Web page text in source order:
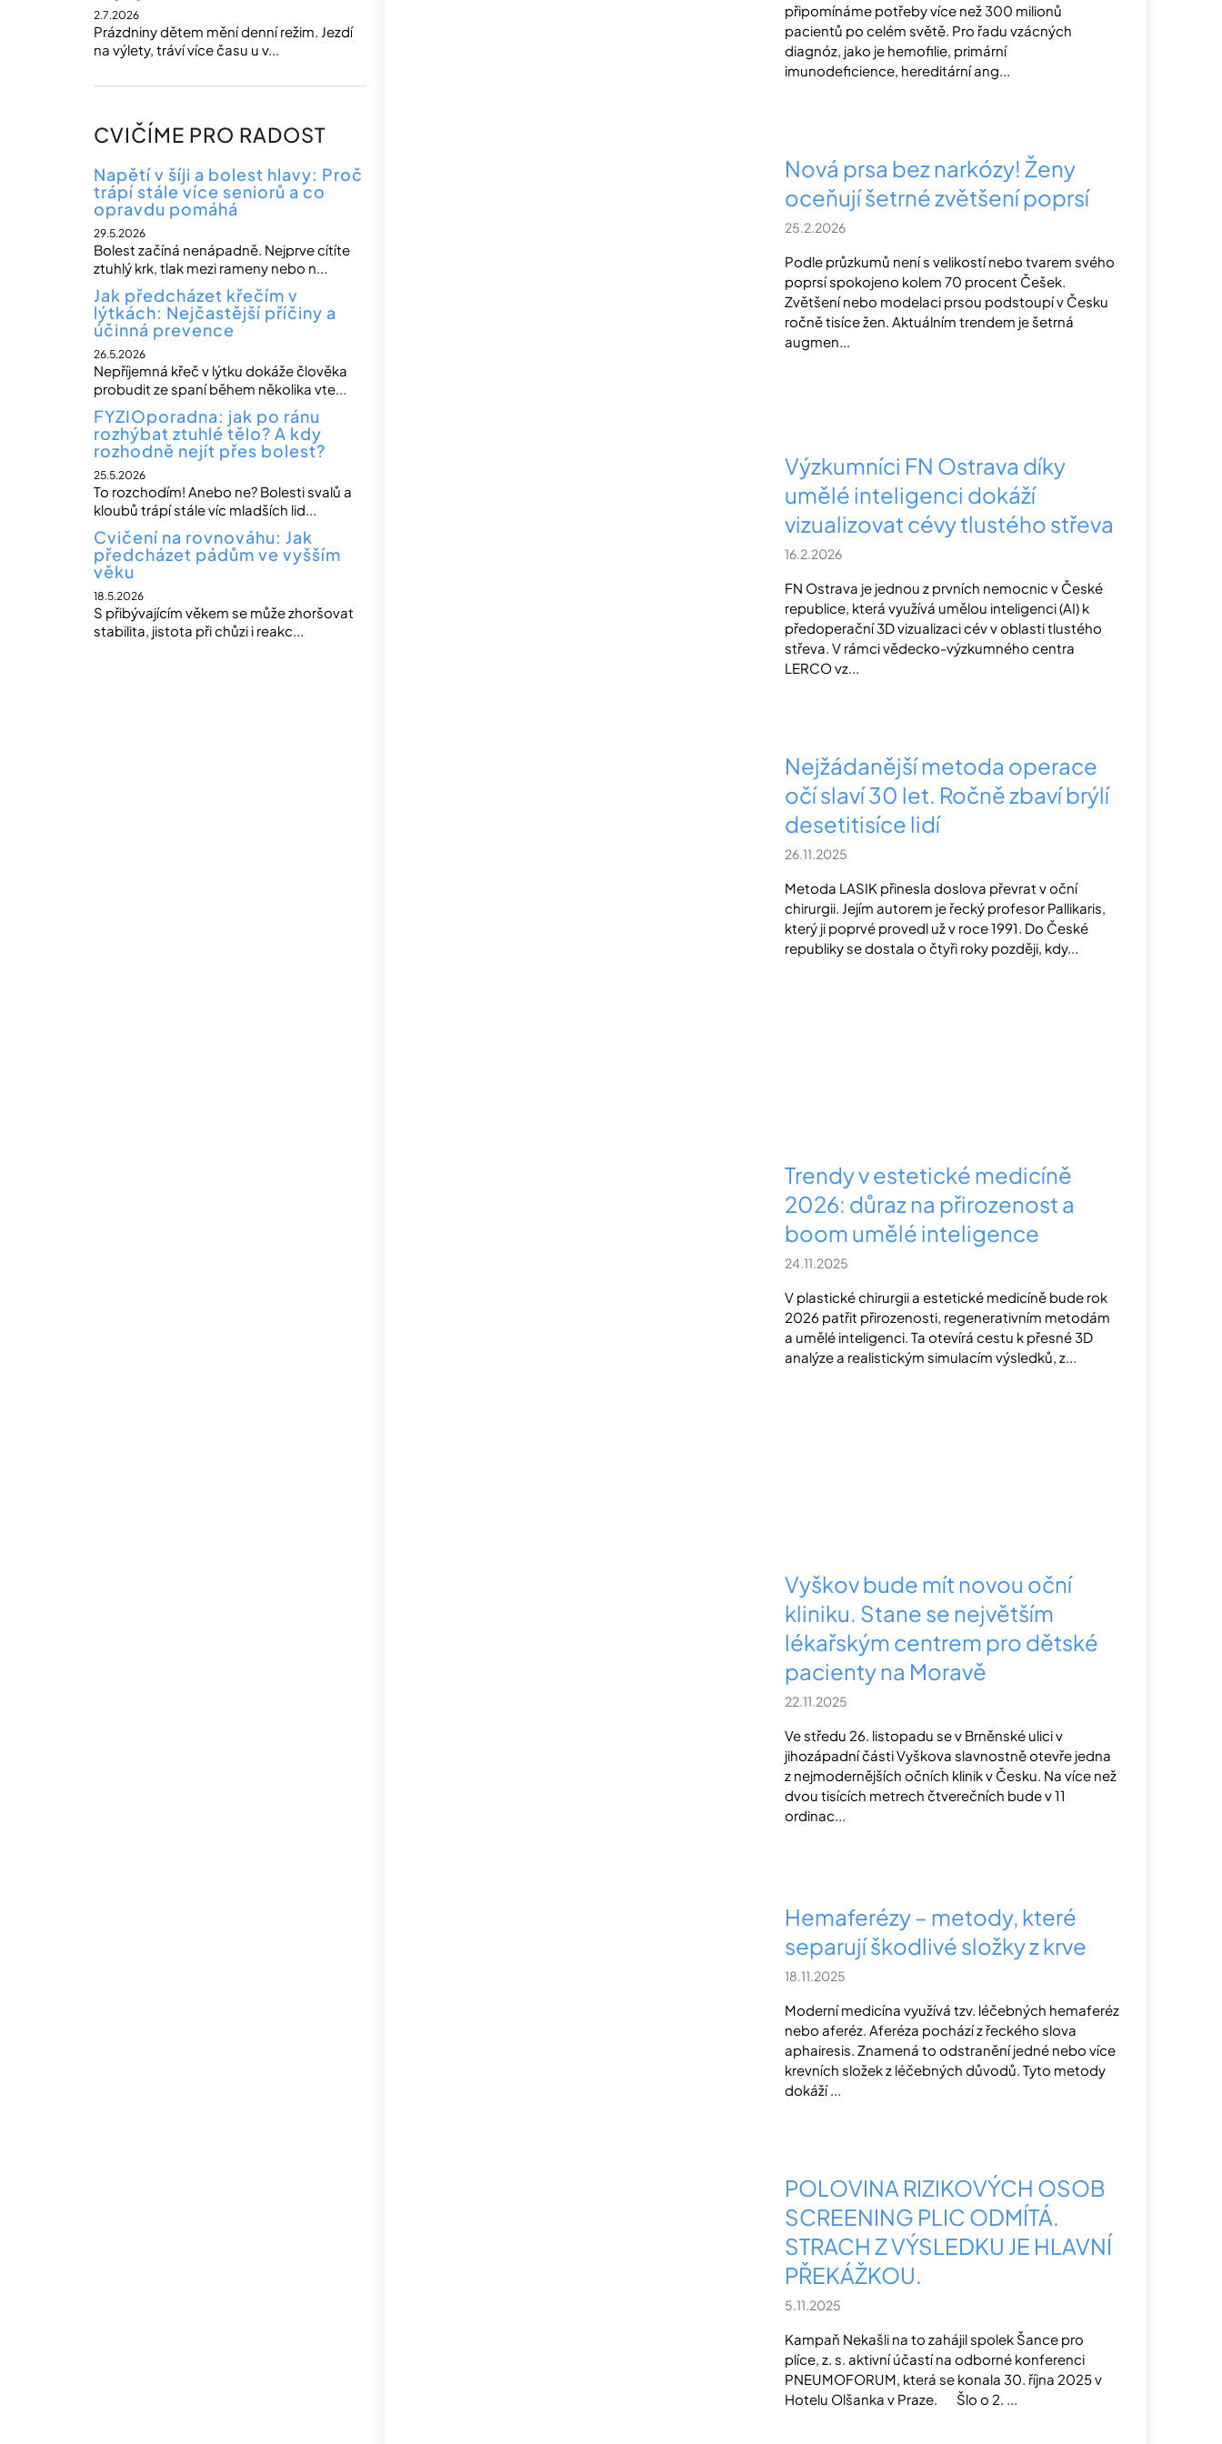
2.7.2026
Prázdniny dětem mění denní režim. Jezdí
na výlety, tráví více času u v...
CVIČÍME PRO RADOST
Napětí v šíji a bolest hlavy: Proč
trápí stále více seniorů a co
opravdu pomáhá
29.5.2026
Bolest začíná nenápadně. Nejprve cítíte
ztuhlý krk, tlak mezi rameny nebo n...
Jak předcházet křečím v
lýtkách: Nejčastější příčiny a
účinná prevence
26.5.2026
Nepříjemná křeč v lýtku dokáže člověka
probudit ze spaní během několika vte...
FYZIOporadna: jak po ránu
rozhýbat ztuhlé tělo? A kdy
rozhodně nejít přes bolest?
25.5.2026
To rozchodím! Anebo ne? Bolesti svalů a
kloubů trápí stále víc mladších lid...
Cvičení na rovnováhu: Jak
předcházet pádům ve vyšším
věku
18.5.2026
S přibývajícím věkem se může zhoršovat
stabilita, jistota při chůzi i reakc...
připomínáme potřeby více než 300 milionů
pacientů po celém světě. Pro řadu vzácných
diagnóz, jako je hemofilie, primární
imunodeficience, hereditární ang...
Nová prsa bez narkózy! Ženy
oceňují šetrné zvětšení poprsí
25.2.2026
Podle průzkumů není s velikostí nebo tvarem svého
poprsí spokojeno kolem 70 procent Češek.
Zvětšení nebo modelaci prsou podstoupí v Česku
ročně tisíce žen. Aktuálním trendem je šetrná
augmen...
Výzkumníci FN Ostrava díky
umělé inteligenci dokáží
vizualizovat cévy tlustého střeva
16.2.2026
FN Ostrava je jednou z prvních nemocnic v České
republice, která využívá umělou inteligenci (AI) k
předoperační 3D vizualizaci cév v oblasti tlustého
střeva. V rámci vědecko-výzkumného centra
LERCO vz...
Nejžádanější metoda operace
očí slaví 30 let. Ročně zbaví brýlí
desetitisíce lidí
26.11.2025
Metoda LASIK přinesla doslova převrat v oční
chirurgii. Jejím autorem je řecký profesor Pallikaris,
který ji poprvé provedl už v roce 1991. Do České
republiky se dostala o čtyři roky později, kdy...
Trendy v estetické medicíně
2026: důraz na přirozenost a
boom umělé inteligence
24.11.2025
V plastické chirurgii a estetické medicíně bude rok
2026 patřit přirozenosti, regenerativním metodám
a umělé inteligenci. Ta otevírá cestu k přesné 3D
analýze a realistickým simulacím výsledků, z...
Vyškov bude mít novou oční
kliniku. Stane se největším
lékařským centrem pro dětské
pacienty na Moravě
22.11.2025
Ve středu 26. listopadu se v Brněnské ulici v
jihozápadní části Vyškova slavnostně otevře jedna
z nejmodernějších očních klinik v Česku. Na více než
dvou tisících metrech čtverečních bude v 11
ordinac...
Hemaferézy – metody, které
separují škodlivé složky z krve
18.11.2025
Moderní medicína využívá tzv. léčebných hemaferéz
nebo aferéz. Aferéza pochází z řeckého slova
aphairesis. Znamená to odstranění jedné nebo více
krevních složek z léčebných důvodů. Tyto metody
dokáží ...
POLOVINA RIZIKOVÝCH OSOB
SCREENING PLIC ODMÍTÁ.
STRACH Z VÝSLEDKU JE HLAVNÍ
PŘEKÁŽKOU.
5.11.2025
Kampaň Nekašli na to zahájil spolek Šance pro
plíce, z. s. aktivní účastí na odborné konferenci
PNEUMOFORUM, která se konala 30. října 2025 v
Hotelu Olšanka v Praze. Šlo o 2. ...